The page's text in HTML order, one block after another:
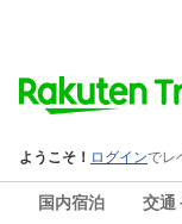
国内宿泊 交通